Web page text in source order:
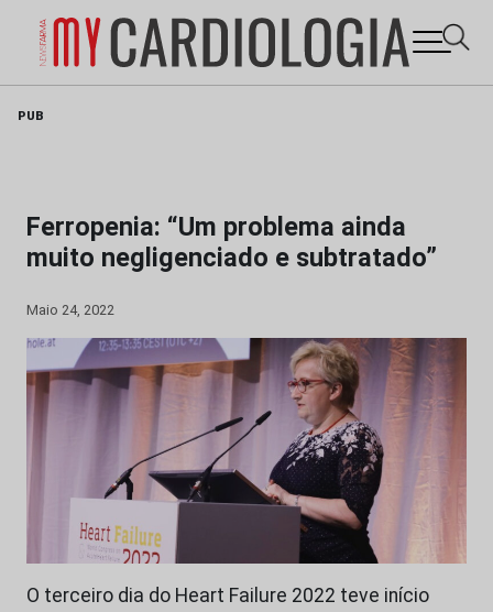
PUB
Ferropenia: “Um problema ainda
muito negligenciado e subtratado”
Maio 24, 2022
O terceiro dia do Heart Failure 2022 teve início